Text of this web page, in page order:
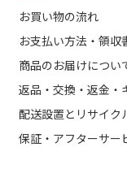
お買い物の流れ
お支払い方法・領収
商品のお届けについ
返品・交換・返金・
配送設置とリサイク
保証・アフターサー